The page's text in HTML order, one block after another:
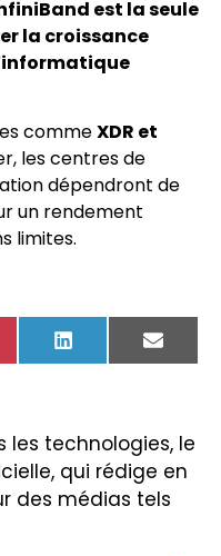
est la seule
la croissance
commeXDR et
les centres de
dépendront de
un rendement
limites.
LinkedIn Email
les technologies, le
qui rédige en
des médias tels